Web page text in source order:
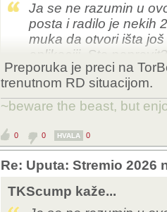
Ja se ne razumin u
posta i radilo je nekih
muka da otvori išta
aplikaciji. Sta
san ja mislija to
Preporuka je preci na
trenutnom RD situacijom.
~beware the beast, but
0 0 HVALA 0
Re: Uputa: Stremio 2026
TKScump kaže...